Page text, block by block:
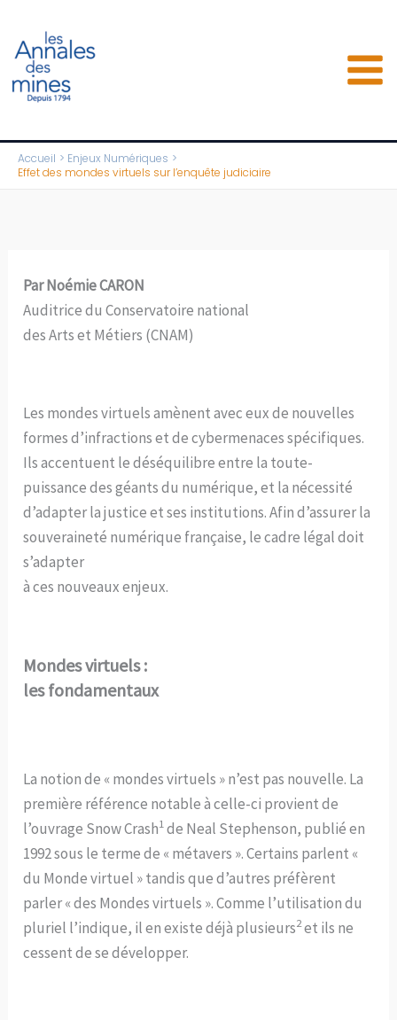
contenu
Accueil
Enjeux Numériques
Effet des mondes virtuels sur l’enquête judiciaire
Par Noémie CARON
Auditrice du Conservatoire national
des Arts et Métiers (CNAM)
Les mondes virtuels amènent avec eux de nouvelles
formes d’infractions et de cybermenaces spécifiques.
Ils accentuent le déséquilibre entre la toute-
puissance des géants du numérique, et la nécessité
d’adapter la justice et ses institutions. Afin d’assurer la
souveraineté numérique française, le cadre légal doit
s’adapter
à ces nouveaux enjeux.
Mondes virtuels :
les fondamentaux
La notion de « mondes virtuels » n’est pas nouvelle. La
première référence notable à celle-ci provient de
l’ouvrage Snow Crash1de Neal Stephenson, publié en
1992 sous le terme de « métavers ». Certains parlent «
du Monde virtuel » tandis que d’autres préfèrent
parler « des Mondes virtuels ». Comme l’utilisation du
pluriel l’indique, il en existe déjà plusieurs2et ils ne
cessent de se développer.